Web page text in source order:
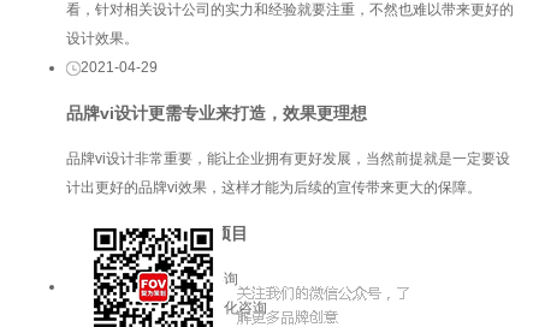
看，针对相关设计公司的实力和经验就要注重，不然也难以带来更好的
设计效果。
2021-04-29
品牌vi设计更需专业来打造，效果更理想
品牌vi设计非常重要，能让企业拥有更好发展，当然前提就是一定要设
计出更好的品牌vi效果，这样才能为后续的宣传带来更大的保障。
服务项目
品牌咨询
企业文化咨询